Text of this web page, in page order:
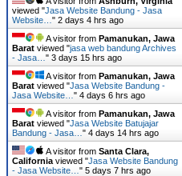
viewed "Jasa Website Bandung - Jasa
Website… " 2 days 4 hrs ago
A visitor from Pamanukan, Jawa
Barat viewed "jasa web bandung Archives
- Jasa… " 3 days 15 hrs ago
A visitor from Pamanukan, Jawa
Barat viewed "Jasa Website Bandung -
Jasa Website… " 4 days 6 hrs ago
A visitor from Pamanukan, Jawa
Barat viewed "Jasa Website Batujajar
Bandung - Jasa… " 4 days 14 hrs ago
A visitor from Santa Clara,
California viewed "Jasa Website Bandung
- Jasa Website… " 5 days 7 hrs ago